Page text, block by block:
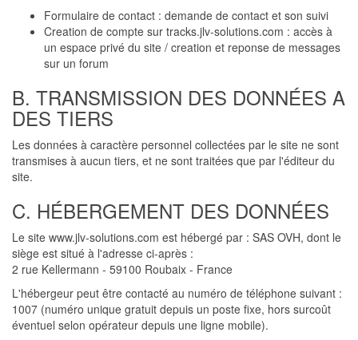
Formulaire de contact : demande de contact et son suivi
Creation de compte sur tracks.jlv-solutions.com : accès à
un espace privé du site / creation et reponse de messages
sur un forum
B. TRANSMISSION DES DONNÉES A
DES TIERS
Les données à caractère personnel collectées par le site ne sont
transmises à aucun tiers, et ne sont traitées que par l'éditeur du
site.
C. HÉBERGEMENT DES DONNÉES
Le site www.jlv-solutions.com est hébergé par : SAS OVH, dont le
siège est situé à l'adresse ci-après :
2 rue Kellermann - 59100 Roubaix - France
L'hébergeur peut être contacté au numéro de téléphone suivant :
1007 (numéro unique gratuit depuis un poste fixe, hors surcoût
éventuel selon opérateur depuis une ligne mobile).